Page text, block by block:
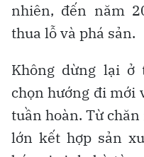
nhiên, đến năm
thua lỗ và phá sản.
Không dừng lại ở
chọn hướng đi mới
tuần hoàn. Từ
lớn kết hợp sản